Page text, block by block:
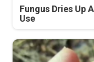
Fungus Dries Up
Use